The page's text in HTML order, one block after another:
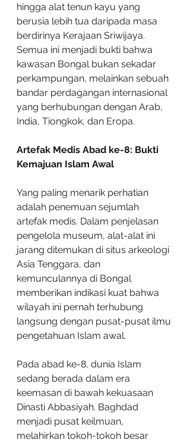
hingga alat tenun kayu yang
berusia lebih tua daripada masa
berdirinya Kerajaan Sriwijaya.
Semua ini menjadi bukti bahwa
kawasan Bongal bukan sekadar
perkampungan, melainkan sebuah
bandar perdagangan internasional
yang berhubungan dengan Arab,
India, Tiongkok, dan Eropa.
Artefak Medis Abad ke-8: Bukti
Kemajuan Islam Awal
Yang paling menarik perhatian
adalah penemuan sejumlah
artefak medis. Dalam penjelasan
pengelola museum, alat-alat ini
jarang ditemukan di situs arkeologi
Asia Tenggara, dan
kemunculannya di Bongal
memberikan indikasi kuat bahwa
wilayah ini pernah terhubung
langsung dengan pusat-pusat ilmu
pengetahuan Islam awal.
Pada abad ke-8, dunia Islam
sedang berada dalam era
keemasan di bawah kekuasaan
Dinasti Abbasiyah. Baghdad
menjadi pusat keilmuan,
melahirkan tokoh-tokoh besar